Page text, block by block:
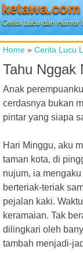
ketawa.com
Cerita Lucu dan Humor
Home » Cerita Lucu
Tahu Nggak
Anak
cerdasnya bukan
pintar yang siapa
Hari Minggu, aku
taman kota, di
nujum, ia
berteriak-teriak
pejalan kaki.
keramaian. Tak
dilingkari oleh
tambah menjadi-